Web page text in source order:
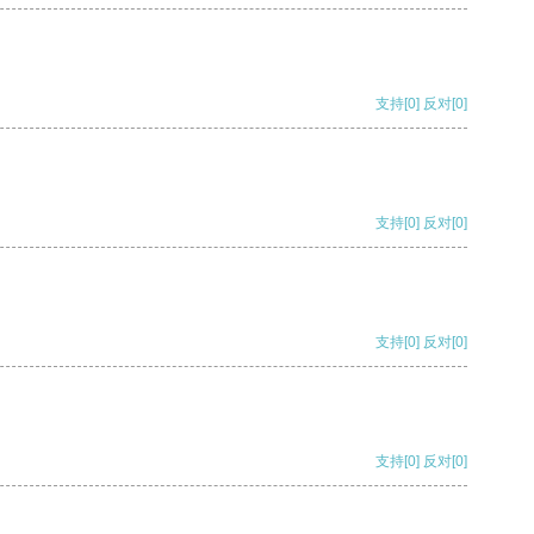
支持[0] 反对[0]
支持[0] 反对[0]
支持[0] 反对[0]
支持[0] 反对[0]